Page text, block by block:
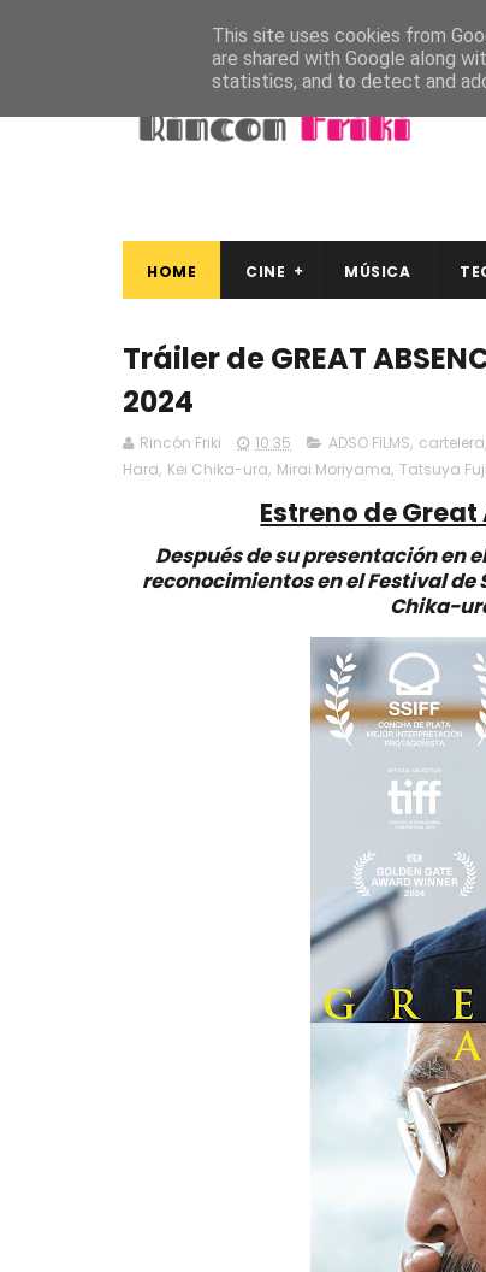
HOME CINE MÚSICA
Tráiler de GREAT
2024
Rincón Friki 10:35 ADSO FILMS, cartelera,
Hara, Kei Chika-ura, Mirai Moriyama, Tatsuya Fuji
Estreno de
Después de su presentación en
reconocimientos en el Festival de
Chika-
This site uses cookies from
are shared with Google along
statistics, and to detect and